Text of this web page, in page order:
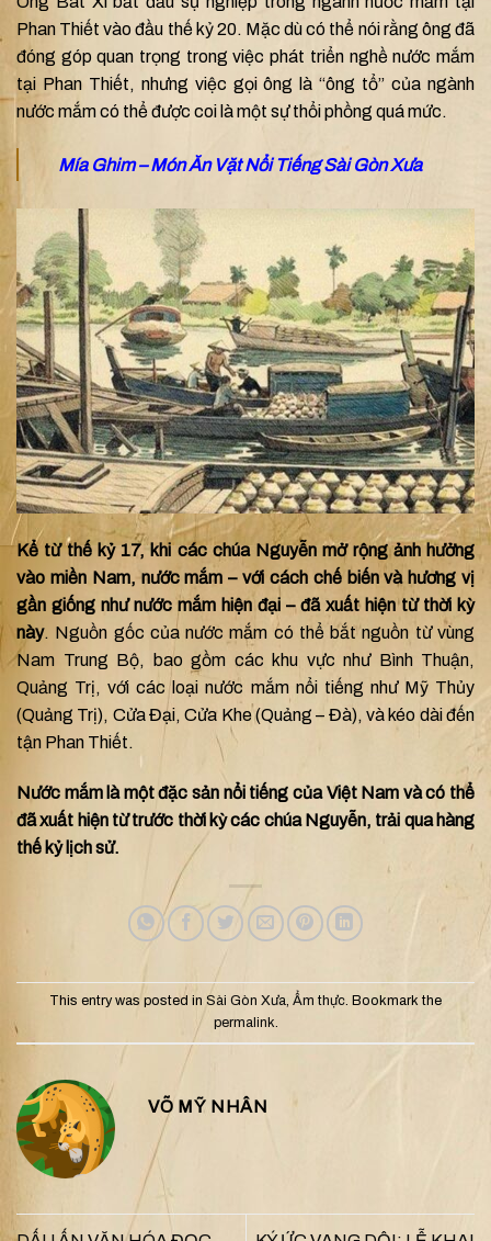
Phan Thiết vào đầu thế kỷ 20. Mặc dù có thể nói rằng ông đã
đóng góp quan trọng trong việc phát triển nghề nước mắm
tại Phan Thiết, nhưng việc gọi ông là “ông tổ” của ngành
nước mắm có thể được coi là một sự thổi phồng quá mức.
Mía Ghim – Món Ăn Vặt Nổi Tiếng Sài Gòn Xưa
Kể từ thế kỷ 17, khi các chúa Nguyễn mở rộng ảnh hưởng
vào miền Nam, nước mắm – với cách chế biến và hương vị
gần giống như nước mắm hiện đại – đã xuất hiện từ thời kỳ
này. Nguồn gốc của nước mắm có thể bắt nguồn từ vùng
Nam Trung Bộ, bao gồm các khu vực như Bình Thuận,
Quảng Trị, với các loại nước mắm nổi tiếng như Mỹ Thủy
(Quảng Trị), Cửa Đại, Cửa Khe (Quảng – Đà), và kéo dài đến
tận Phan Thiết.
Nước mắm là một đặc sản nổi tiếng của Việt Nam và có thể
đã xuất hiện từ trước thời kỳ các chúa Nguyễn, trải qua hàng
thế kỷ lịch sử.
This entry was posted in Sài Gòn Xưa, Ẩm thực. Bookmark the
permalink.
VÕ MỸ NHÂN